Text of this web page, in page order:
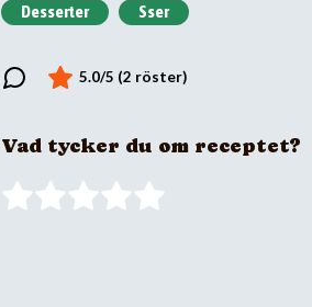
Desserter Sser
Vad tycker du om receptet?